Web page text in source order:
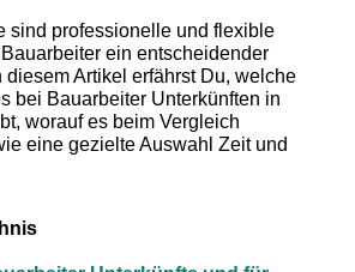
sind professionelle und flexible
ein entscheidender
diesem Artikel erfährst Du, welche
bei Bauarbeiter Unterkünften in
worauf es beim Vergleich
eine gezielte Auswahl Zeit und